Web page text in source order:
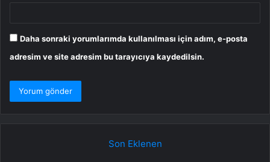
Daha sonraki yorumlarımda kullanılması için adım, e-posta
adresim ve site adresim bu tarayıcıya kaydedilsin.
Son Eklenen